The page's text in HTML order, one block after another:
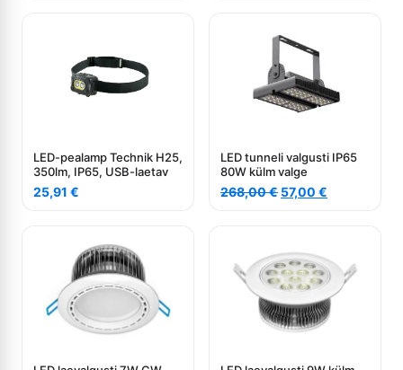
LED-pealamp Technik H25,
350lm, IP65, USB-laetav
25,91 €
LED tunneli valgusti IP65
80W külm valge
268,00€ Algne
57,00 €